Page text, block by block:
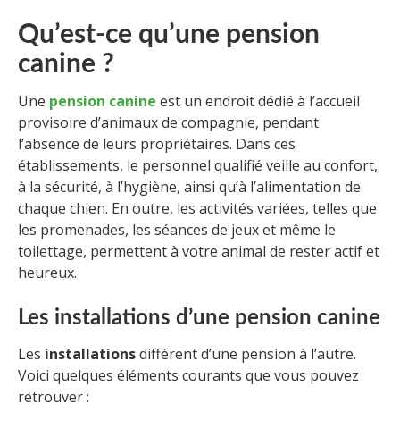
Qu’est-ce qu’une pension
canine ?
Une pension canine est un endroit dédié à l’accueil
provisoire d’animaux de compagnie, pendant
l’absence de leurs propriétaires. Dans ces
établissements, le personnel qualifié veille au confort,
à la sécurité, à l’hygiène, ainsi qu’à l’alimentation de
chaque chien. En outre, les activités variées, telles que
les promenades, les séances de jeux et même le
toilettage, permettent à votre animal de rester actif et
heureux.
Les installations d’une pension canine
Les installationsdiffèrent d’une pension à l’autre.
Voici quelques éléments courants que vous pouvez
retrouver :